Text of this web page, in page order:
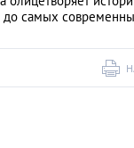
до самых